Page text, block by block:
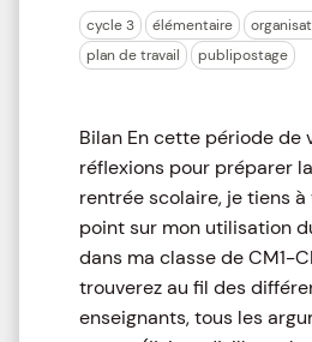
cycle 3 élémentaire
plan de travail
publipostage
Bilan En cette période de
réflexions pour préparer
rentrée scolaire, je tiens à
point sur mon utilisation
dans ma classe de CM1-
trouverez au fil des
enseignants, tous les